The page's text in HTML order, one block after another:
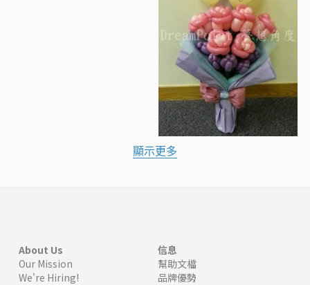
顯示更多
About Us
Our Mission
We're Hiring!
信息
幫助文檔
品牌優勢